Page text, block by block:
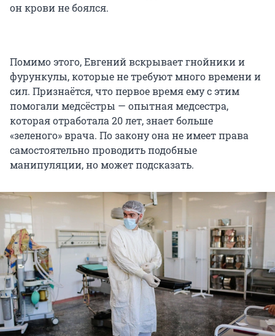
он крови не боялся.
Помимо этого, Евгений вскрывает гнойники и
фурункулы, которые не требуют много времени и
сил. Признаётся, что первое время ему с этим
помогали медсёстры — опытная медсестра,
которая отработала 20 лет, знает больше
«зеленого» врача. По закону она не имеет права
самостоятельно проводить подобные
манипуляции, но может подсказать.